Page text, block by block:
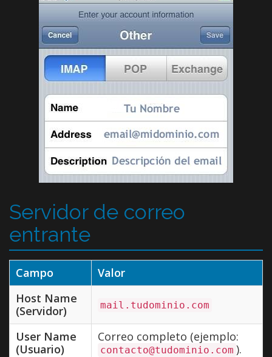
Servidor de correo
entrante
Campo
Valor
Host Name
(Servidor)
mail.tudominio.com
User Name
(Usuario)
Correo completo (ejemplo:
contacto@tudominio.com ).